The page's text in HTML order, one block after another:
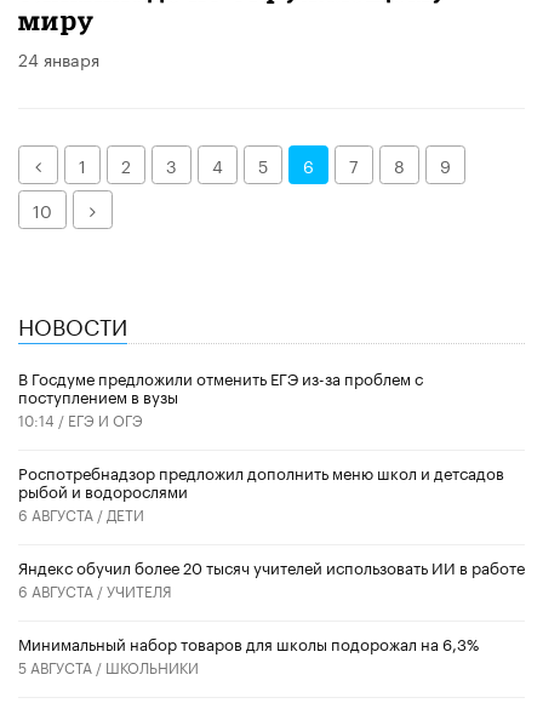
миру
24 января
Назад1 2 3 4 5 6 7 8
9
10
Далее
НОВОСТИ
В Госдуме предложили отменить ЕГЭ из-за проблем с
поступлением в вузы
10:14 / ЕГЭ И ОГЭ
Роспотребнадзор предложил дополнить меню школ и детсадов
рыбой и водорослями
6 АВГУСТА / ДЕТИ
​Яндекс обучил более 20 тысяч учителей использовать ИИ в работе
6 АВГУСТА /УЧИТЕЛЯ
Минимальный набор товаров для школы подорожал на 6,3%
5 АВГУСТА / ШКОЛЬНИКИ